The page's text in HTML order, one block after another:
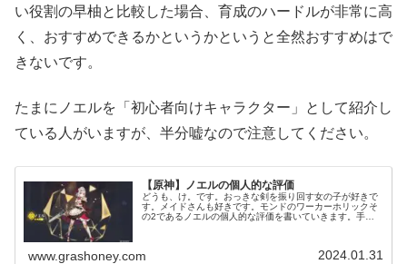
い役割の早柚と比較した場合、育成のハードルが非常に高
く、おすすめできるかというかというと全然おすすめはで
きないです。
たまにノエルを「初心者向けキャラクター」として紹介し
ている人がいますが、半分嘘なので注意してください。
【原神】ノエルの個人的な評価
どうも、け。です。おっきな剣を振り回す女の子が好きで
す。メイドさんも好きです。モンドのワーカーホリックそ
の2であるノエルの個人的な評価を書いていきます。手持
www.grashoney.com 2024.01.31